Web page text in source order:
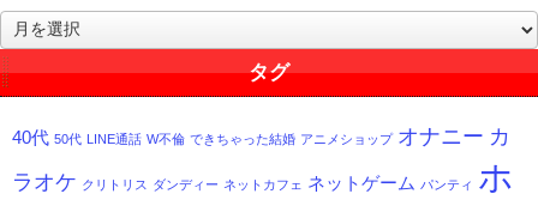
去
記
事
覧
タグ
40代 50代 LINE通話 W不倫 できちゃった結婚 アニメショップ オナニー カ
ラオケ クリトリス ダンディー ネットカフェ ネットゲーム パンティ ホ